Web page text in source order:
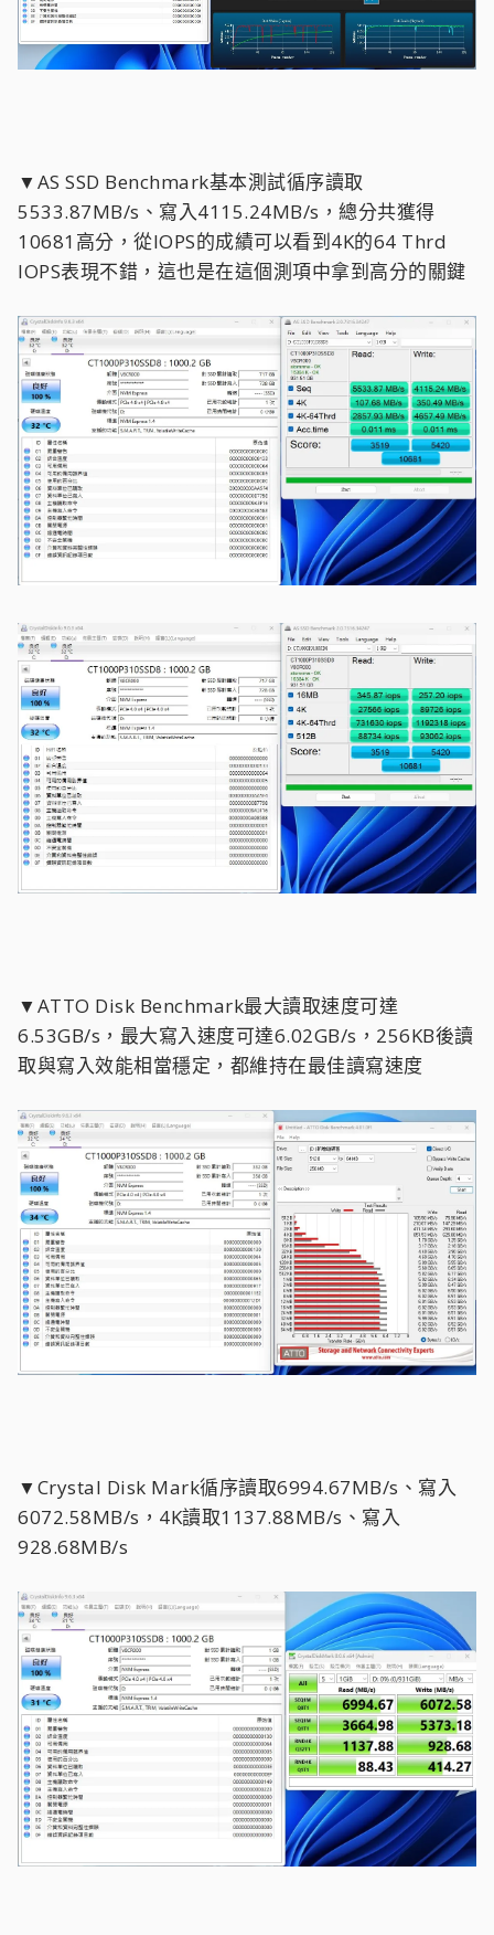
▼AS SSD Benchmark基本測試循序讀取
5533.87MB/s、寫入4115.24MB/s，總分共獲得
10681高分，從IOPS的成績可以看到4K的64 Thrd
IOPS表現不錯，這也是在這個測項中拿到高分的關鍵
▼ATTO Disk Benchmark最大讀取速度可達
6.53GB/s，最大寫入速度可達6.02GB/s，256KB後讀
取與寫入效能相當穩定，都維持在最佳讀寫速度
▼Crystal Disk Mark循序讀取6994.67MB/s、寫入
6072.58MB/s，4K讀取1137.88MB/s、寫入
928.68MB/s